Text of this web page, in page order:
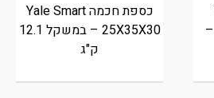
Standard 17X23X17 –
כספת חכמה Yale Smart
25X35X30 – במשקל 12.1
ק"ג